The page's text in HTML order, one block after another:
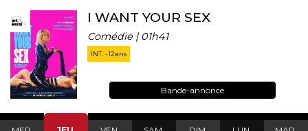
I WANT YOUR SEX
Comédie | 01h41
INT. -12ans
Bande-annonce